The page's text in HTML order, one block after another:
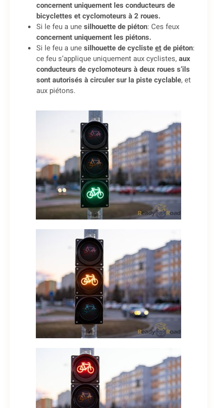
concernent uniquement les conducteurs de
bicyclettes et cyclomoteurs à 2 roues.
Si le feu a unesilhouette de piéton: Ces feux
concernent uniquement les piétons.
Si le feu a unesilhouette de cyclisteetde piéton:
ce feu s’applique uniquement aux cyclistes,aux
conducteurs de cyclomoteurs à deux roues s’ils
sont autorisés à circuler sur la piste cyclable, et
aux piétons.